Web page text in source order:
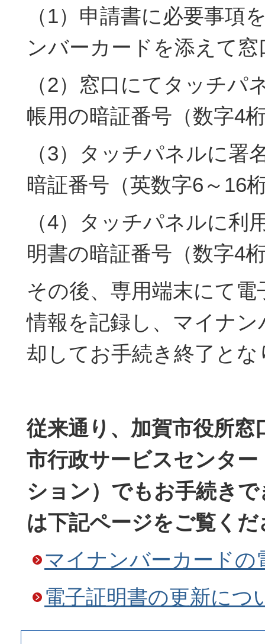
（1）申請書に必要事項
ンバーカードを添えて窓
（2）窓口にてタッチパ
帳用の暗証番号（数字4
（3）タッチパネルに署
暗証番号（英数字6～16
（4）タッチパネルに利
明書の暗証番号（数字4
その後、専用端末にて電
情報を記録し、マイナ
却してお手続き終了とな
従来通り、加賀市役所窓
市行政サービスセンタ
ション）でもお手続き
は下記ページをご覧くだ
マイナンバーカードの
電子証明書の更新につ